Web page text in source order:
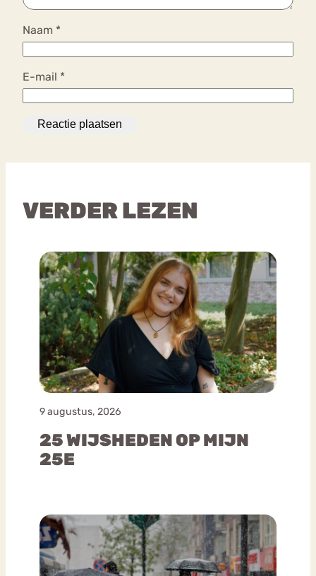
Naam *
E-mail *
VERDER LEZEN
9 augustus, 2026
25 WIJSHEDEN OP MIJN
25E